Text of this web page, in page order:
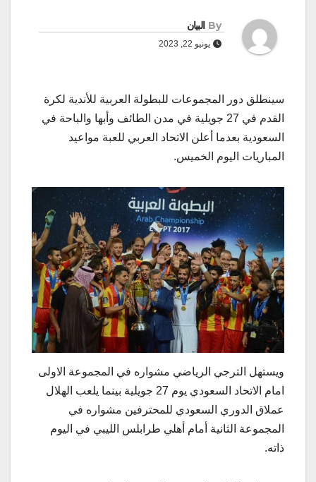
By البيان
يونيو 22, 2023
سينطلق دور المجموعات للبطولة العربية للأندية لكرة
القدم في 27 جويلية في مدن الطائف وأبها والباحة في
السعودية بعدما أعلن الاتحاد العربي للعبة مواعيد
المباريات اليوم الخميس.
ويستهل الترجي الرياضي مشواره في المجموعة الاولى
امام الاتحاد السعودي يوم 27 جويلية بينما يلعب الهلال
عملاق الدوري السعودي للمحترفين مشواره في
المجموعة الثانية أمام أهلي طرابلس الليبي في اليوم
ذاته.